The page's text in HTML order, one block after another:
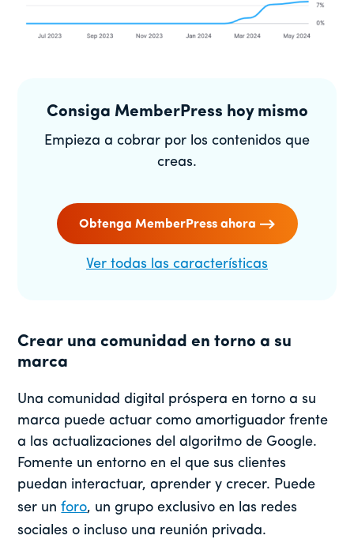
Consiga MemberPress hoy mismo
Empieza a cobrar por los contenidos que
creas.
Obtenga MemberPress ahora
Ver todas las características
Crear una comunidad en torno a su
marca
Una comunidad digital próspera en torno a su
marca puede actuar como amortiguador frente
a las actualizaciones del algoritmo de Google.
Fomente un entorno en el que sus clientes
puedan interactuar, aprender y crecer. Puede
ser unforo, un grupo exclusivo en las redes
sociales o incluso una reunión privada.